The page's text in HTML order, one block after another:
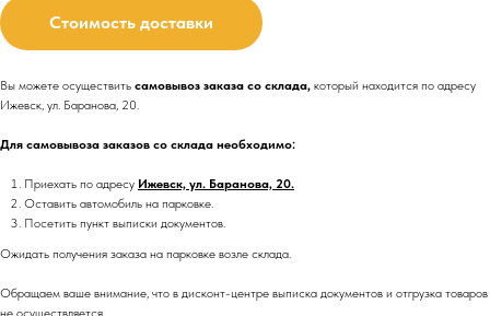
Стоимость доставки
Вы можете осуществить самовывоз заказа со склада, который находится по адресу
Ижевск, ул. Баранова, 20.
Для самовывоза заказов со склада необходимо:
Приехать по адресу Ижевск, ул. Баранова, 20.
Оставить автомобиль на парковке.
Посетить пункт выписки документов.
Ожидать получения заказа на парковке возле склада.
Обращаем ваше внимание, что в дисконт-центре выписка документов и отгрузка товаров
не осуществляется.